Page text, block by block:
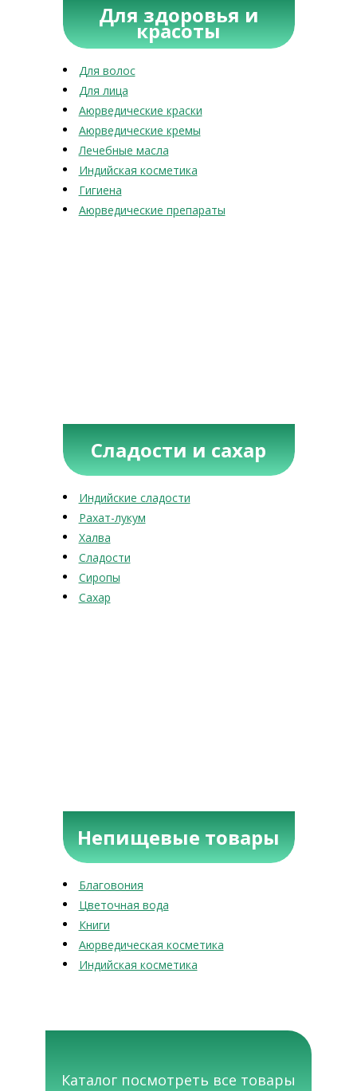
Для здоровья и
красоты
Для волос
Для лица
Аюрведические краски
Аюрведические кремы
Лечебные масла
Индийская косметика
Гигиена
Аюрведические препараты
Сладости и сахар
Индийские сладости
Рахат-лукум
Халва
Сладости
Сиропы
Сахар
Непищевые товары
Благовония
Цветочная вода
Книги
Аюрведическая косметика
Индийская косметика
Каталог посмотреть все товары